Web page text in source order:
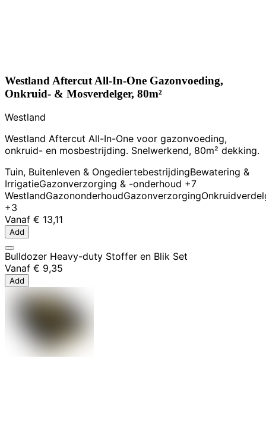
Westland Aftercut All-In-One Gazonvoeding,
Onkruid- & Mosverdelger, 80m²
Westland
Westland Aftercut All-In-One voor gazonvoeding,
onkruid- en mosbestrijding. Snelwerkend, 80m² dekking.
Tuin, Buitenleven & OngediertebestrijdingBewatering &
IrrigatieGazonverzorging & -onderhoud +7
WestlandGazononderhoudGazonverzorging
+3
Vanaf € 13,11
Add
Bulldozer Heavy-duty Stoffer en Blik Set
Vanaf € 9,35
Add